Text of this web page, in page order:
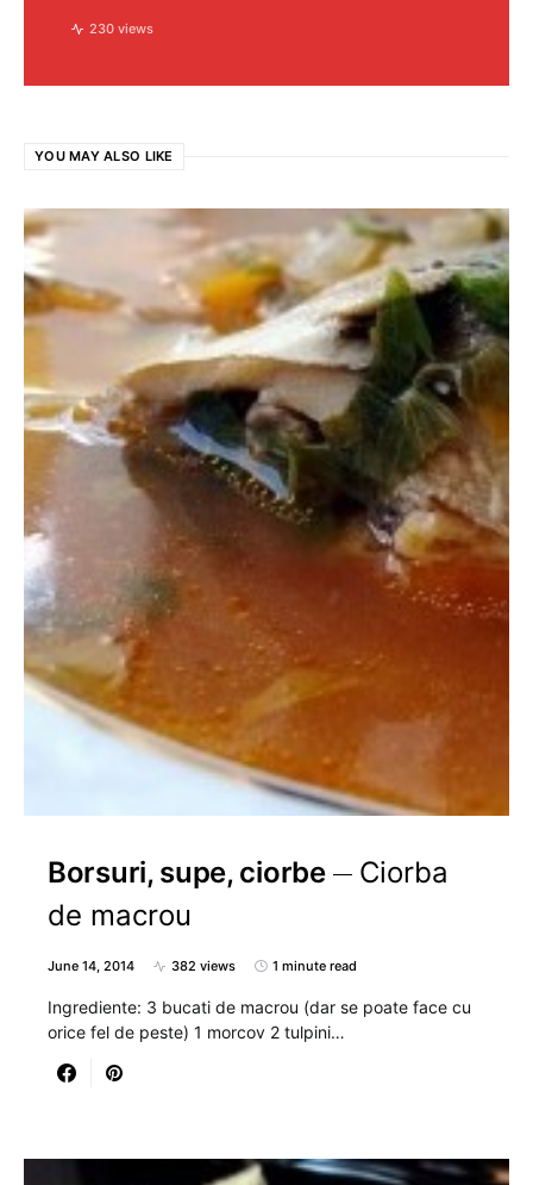
230 views
YOU MAY ALSO LIKE
Borsuri, supe, ciorbe
Ciorba
de macrou
June 14, 2014 382 views 1 minute read
Ingrediente: 3 bucati de macrou (dar se poate face cu
orice fel de peste) 1 morcov 2 tulpini…